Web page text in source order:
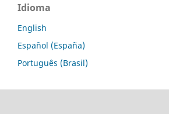
Idioma
English
Español (España)
Português (Brasil)